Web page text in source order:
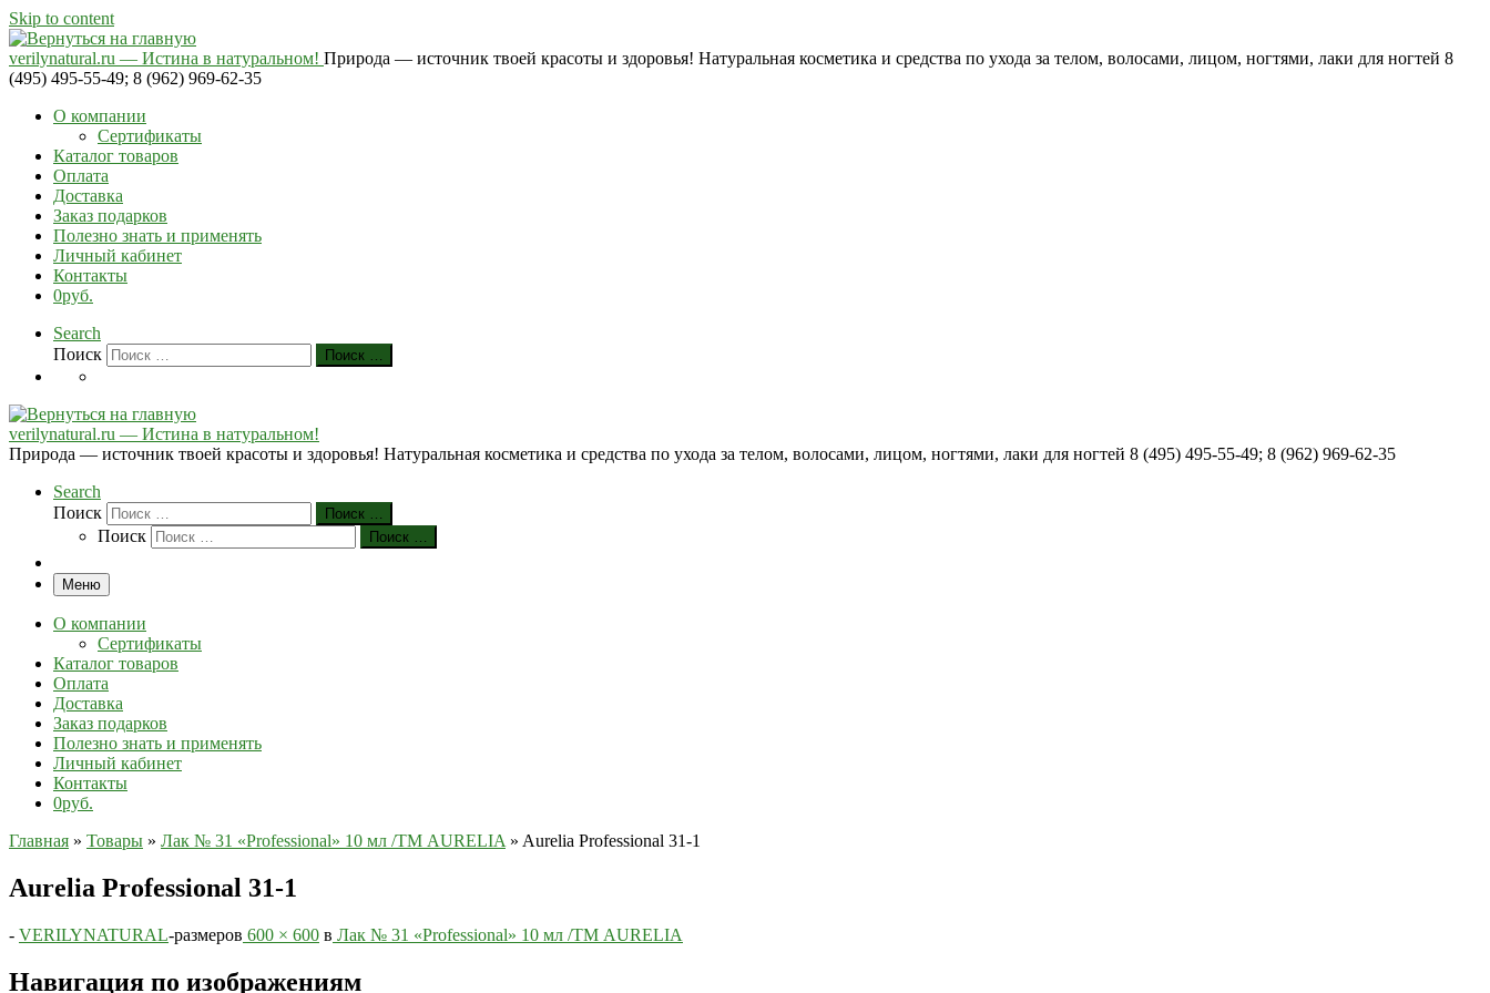
Skip to content
verilynatural.ru — Истина в натуральном! Природа — источник твоей красоты и здоровья! Натуральная косметика и средства по ухода за телом, волосами, лицом, ногтями, лаки для ногтей 8
(495) 495-55-49; 8 (962) 969-62-35
О компании
Сертификаты
Каталог товаров
Оплата
Доставка
Заказ подарков
Полезно знать и применять
Личный кабинет
Контакты
0руб.
Search
Поиск
Поиск …
verilynatural.ru — Истина в натуральном!
Природа — источник твоей красоты и здоровья! Натуральная косметика и средства по ухода за телом, волосами, лицом, ногтями, лаки для ногтей 8 (495) 495-55-49; 8 (962) 969-62-35
Search
Поиск
Поиск …
Поиск Поиск …
Меню
О компании
Сертификаты
Каталог товаров
Оплата
Доставка
Заказ подарков
Полезно знать и применять
Личный кабинет
Контакты
0руб.
Главная » Товары » Лак № 31 «Professional» 10 мл /ТМ AURELIA » Aurelia Professional 31-1
Aurelia Professional 31-1
- VERILYNATURAL-размеров 600 × 600 в Лак № 31 «Professional» 10 мл /ТМ AURELIA
Навигация по изображениям